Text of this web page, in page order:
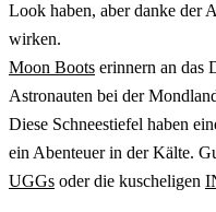
Look haben, aber danke der
wirken.
Moon Boots erinnern an das
Astronauten bei der
Diese Schneestiefel haben
ein Abenteuer in der Kälte.
UGGs oder die kuscheligen